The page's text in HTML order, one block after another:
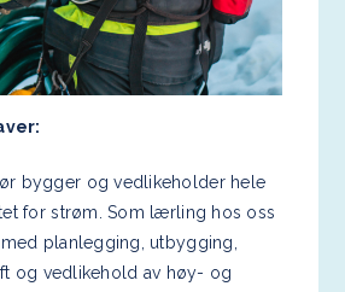
bygger og vedlikeholder hele
for strøm. Som lærling hos oss
planlegging, utbygging,
og vedlikehold av høy- og